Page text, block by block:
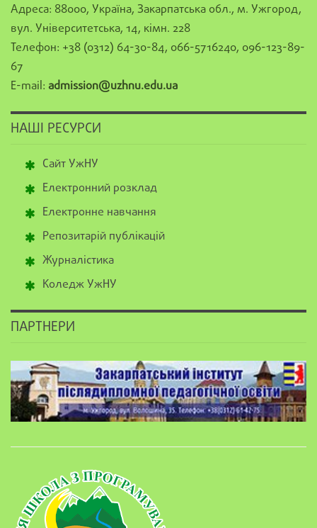
Адреса: 88000, Україна, Закарпатська обл., м. Ужгород,
вул. Університетська, 14, кімн. 228
Телефон: +38 (0312) 64-30-84, 066-5716240, 096-123-89-
67
E-mail: admission@uzhnu.edu.ua
НАШІ РЕСУРСИ
Сайт УжНУ
Електронний розклад
Електронне навчання
Репозитарій публікацій
Журналістика
Коледж УжНУ
ПАРТНЕРИ